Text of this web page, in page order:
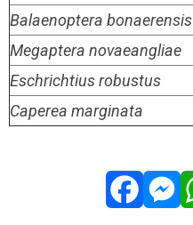
Balaenoptera bonaerensis
Megaptera novaeangliae
Eschrichtius robustus
Caperea marginata